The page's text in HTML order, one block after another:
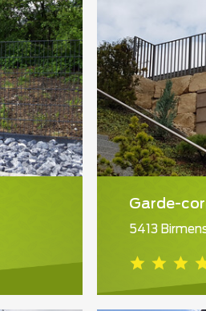
Garde-
5413